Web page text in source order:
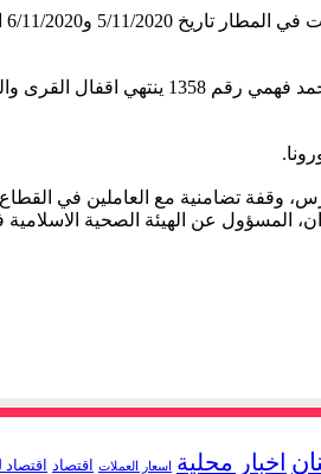
واعلنت قوى الامن انه بناء لقرار وزير
وقفة تضامنية مع العاملين في
المسؤول عن الهيئة الصحية
اخبار محلية اسعار العملات اقتصاد اقتصاد